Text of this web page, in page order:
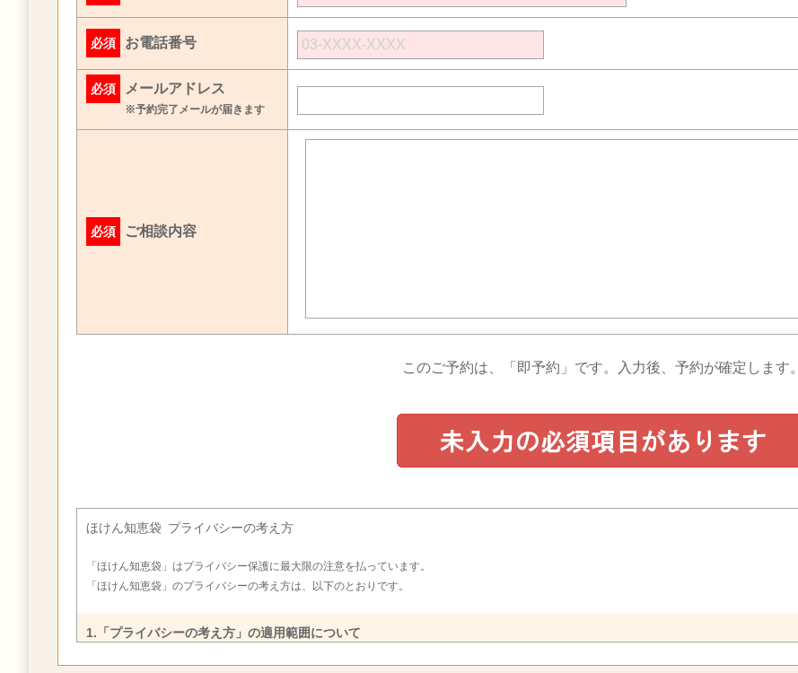
必須 お電話番号
必須 メールアドレス
※予約完了メールが届きます
必須 ご相談内容
このご予約は、「即予約」です。 入力後、予約が確定します。
ほけん知恵袋 プライバシーの考え方
「ほけん知恵袋」はプライバシー保護に最大限の注意を払っています。
「ほけん知恵袋」のプライバシーの考え方は、以下のとおりです。
1.「プライバシーの考え方」の適用範囲について